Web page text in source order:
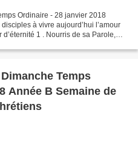
Ordinaire - 28 janvier 2018
à vivre aujourd’hui l’amour
1 . Nourris de sa Parole,
Temps
Année B Semaine de